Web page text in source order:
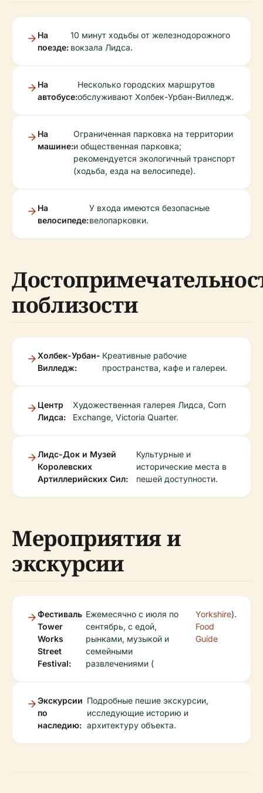
На
поезде:
10 минут ходьбы от железнодорожного
вокзала Лидса.
На
автобусе:
Несколько городских маршрутов
обслуживают Холбек-Урбан-Вилледж.
На
машине:
Ограниченная парковка на территории
и общественная парковка;
рекомендуется экологичный транспорт
(ходьба, езда на велосипеде).
На
велосипеде:
У входа имеются безопасные
велопарковки.
поблизости
Холбек-Урбан-
Вилледж:
Креативные рабочие
пространства, кафе и галереи.
Центр
Лидса:
Художественная галерея Лидса, Corn
Exchange, Victoria Quarter.
Лидс-Док и Музей
Королевских
Артиллерийских Сил:
Культурные и
исторические места в
пешей доступности.
Мероприятия и
экскурсии
Фестиваль
Tower
Works
Street
Festival:
Ежемесячно с июля по
сентябрь, с едой,
рынками, музыкой и
семейными
развлечениями (
Yorkshire
Food
Guide
).
Экскурсии
по
наследию:
Подробные пешие экскурсии,
исследующие историю и
архитектуру объекта.